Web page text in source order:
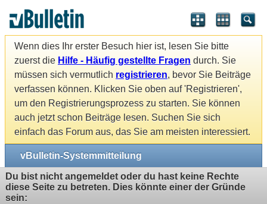
Wenn dies Ihr erster Besuch hier ist, lesen Sie bitte
zuerst die Hilfe - Häufig gestellte Fragen durch. Sie
müssen sich vermutlich registrieren, bevor Sie Beiträge
verfassen können. Klicken Sie oben auf 'Registrieren',
um den Registrierungsprozess zu starten. Sie können
auch jetzt schon Beiträge lesen. Suchen Sie sich
einfach das Forum aus, das Sie am meisten interessiert.
vBulletin-Systemmitteilung
Du bist nicht angemeldet oder du hast keine Rechte
diese Seite zu betreten. Dies könnte einer der Gründe
sein: